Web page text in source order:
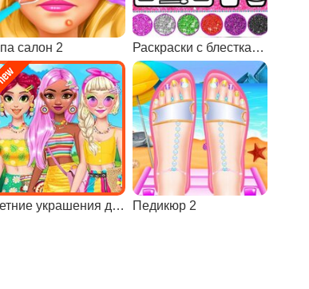
салон 2 Раскраски с блестками и нейл-арт
Летние украшения для принцесс Педикюр 2